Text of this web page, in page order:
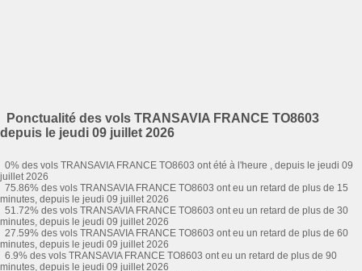
Ponctualité des vols TRANSAVIA FRANCE TO8603
depuis le jeudi 09 juillet 2026
0% des vols TRANSAVIA FRANCE TO8603 ont été à l'heure , depuis le jeudi 09
juillet 2026
75.86% des vols TRANSAVIA FRANCE TO8603 ont eu un retard de plus de 15
minutes, depuis le jeudi 09 juillet 2026
51.72% des vols TRANSAVIA FRANCE TO8603 ont eu un retard de plus de 30
minutes, depuis le jeudi 09 juillet 2026
27.59% des vols TRANSAVIA FRANCE TO8603 ont eu un retard de plus de 60
minutes, depuis le jeudi 09 juillet 2026
6.9% des vols TRANSAVIA FRANCE TO8603 ont eu un retard de plus de 90
minutes, depuis le jeudi 09 juillet 2026